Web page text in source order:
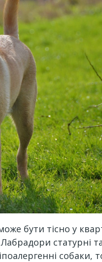
бути тісно у
статурні
собаки,